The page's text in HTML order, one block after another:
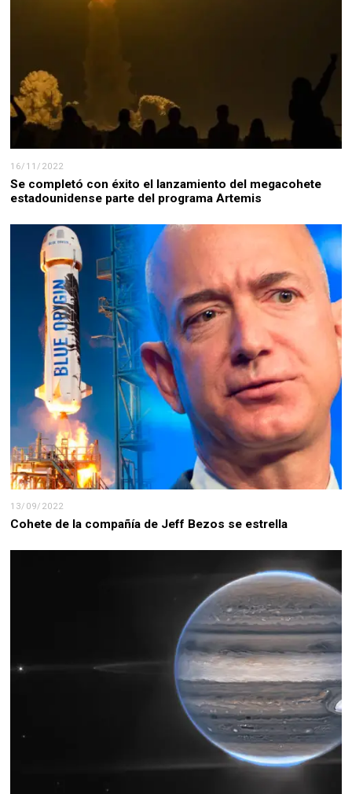
16/11/2022
Se completó con éxito el lanzamiento del megacohete
estadounidense parte del programa Artemis
13/09/2022
Cohete de la compañía de Jeff Bezos se estrella